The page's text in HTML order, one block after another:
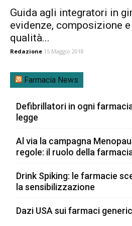
Guida agli integratori in
evidenze, composizione
qualità...
Redazione 15 Maggio 2018
Farmacia News
Defibrillatori in ogni
legge
Al via la campagna
regole: il ruolo della
Drink Spiking: le farmacie
la sensibilizzazione
Dazi USA sui farmaci